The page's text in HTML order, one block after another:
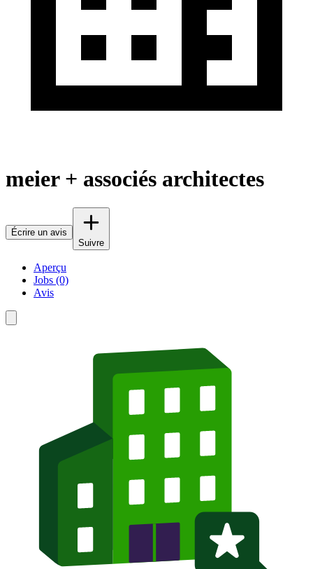
meier + associés architectes
Écrire un avis
Suivre
Aperçu
Jobs (0)
Avis